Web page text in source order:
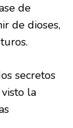
de
de dioses,
secretos
la